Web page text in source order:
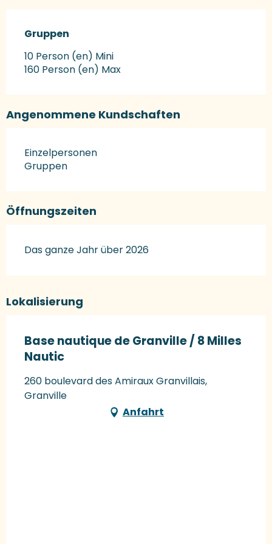
Gruppen
Gruppen
10 Person (en) Mini
160 Person (en) Max
Angenommene Kundschaften
Einzelpersonen
Gruppen
Öffnungszeiten
Das ganze Jahr über 2026
Lokalisierung
Base nautique de Granville / 8 Milles
Nautic
260 boulevard des Amiraux Granvillais,
Granville
Anfahrt